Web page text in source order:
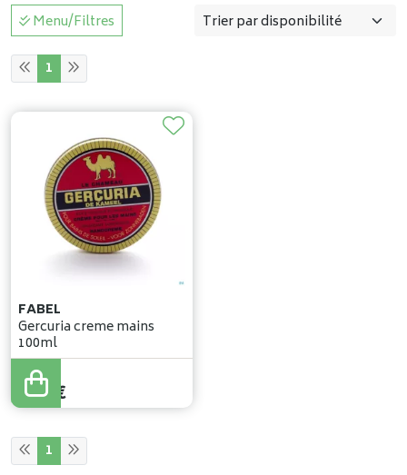
Menu/Filtres
1
FABEL
Gercuria creme mains
100ml
3,60 €
1